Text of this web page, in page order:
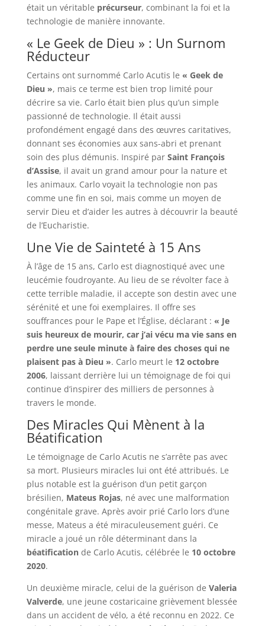
était un véritable précurseur, combinant la foi et la
technologie de manière innovante.
« Le Geek de Dieu » : Un Surnom
Réducteur
Certains ont surnommé Carlo Acutis le « Geek de
Dieu », mais ce terme est bien trop limité pour
décrire sa vie. Carlo était bien plus qu’un simple
passionné de technologie. Il était aussi
profondément engagé dans des œuvres caritatives,
donnant ses économies aux sans-abri et prenant
soin des plus démunis. Inspiré par Saint François
d’Assise, il avait un grand amour pour la nature et
les animaux. Carlo voyait la technologie non pas
comme une fin en soi, mais comme un moyen de
servir Dieu et d’aider les autres à découvrir la beauté
de l’Eucharistie.
Une Vie de Sainteté à 15 Ans
À l’âge de 15 ans, Carlo est diagnostiqué avec une
leucémie foudroyante. Au lieu de se révolter face à
cette terrible maladie, il accepte son destin avec une
sérénité et une foi exemplaires. Il offre ses
souffrances pour le Pape et l’Église, déclarant : « Je
suis heureux de mourir, car j’ai vécu ma vie sans en
perdre une seule minute à faire des choses qui ne
plaisent pas à Dieu ». Carlo meurt le 12 octobre
2006, laissant derrière lui un témoignage de foi qui
continue d’inspirer des milliers de personnes à
travers le monde.
Des Miracles Qui Mènent à la
Béatification
Le témoignage de Carlo Acutis ne s’arrête pas avec
sa mort. Plusieurs miracles lui ont été attribués. Le
plus notable est la guérison d’un petit garçon
brésilien, Mateus Rojas, né avec une malformation
congénitale grave. Après avoir prié Carlo lors d’une
messe, Mateus a été miraculeusement guéri. Ce
miracle a joué un rôle déterminant dans la
béatificationde Carlo Acutis, célébrée le 10 octobre
2020.
Un deuxième miracle, celui de la guérison de Valeria
Valverde, une jeune costaricaine grièvement blessée
dans un accident de vélo, a été reconnu en 2022. Ce